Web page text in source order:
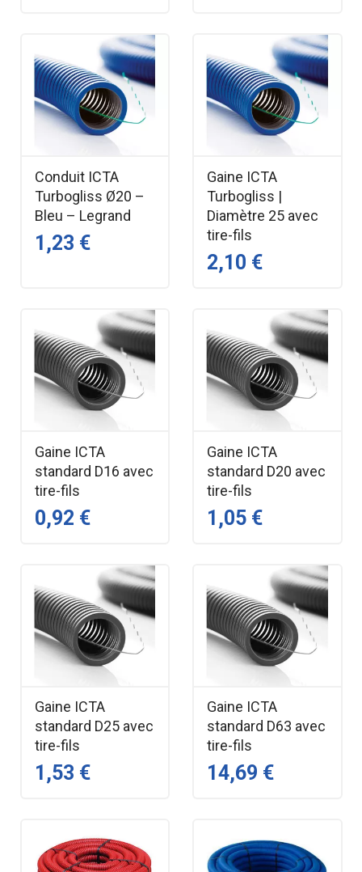
Conduit ICTA
Turbogliss Ø20 –
Bleu – Legrand
1,23 €
Gaine ICTA
Turbogliss |
Diamètre 25 avec
tire-fils
2,10 €
Gaine ICTA
standard D16 avec
tire-fils
0,92 €
Gaine ICTA
standard D20 avec
tire-fils
1,05 €
Gaine ICTA
standard D25 avec
tire-fils
1,53 €
Gaine ICTA
standard D63 avec
tire-fils
14,69 €